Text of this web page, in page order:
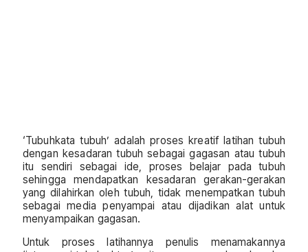
‘Tubuhkata tubuh’ adalah proses kreatif latihan tubuh
dengan kesadaran tubuh sebagai gagasan atau tubuh
itu sendiri sebagai ide, proses belajar pada tubuh
sehingga mendapatkan kesadaran gerakan-gerakan
yang dilahirkan oleh tubuh, tidak menempatkan tubuh
sebagai media penyampai atau dijadikan alat untuk
menyampaikan gagasan.
Untuk proses latihannya penulis menamakannya